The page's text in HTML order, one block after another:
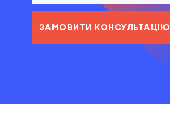
ЗАМОВИТИ КОНСУЛЬТАЦІЮ